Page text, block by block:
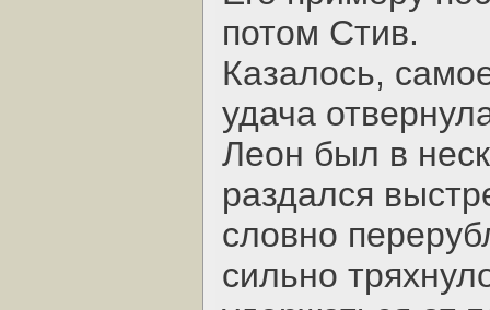
потом Стив.
Казалось,
удача
Леон был в
раздался
словно
сильно